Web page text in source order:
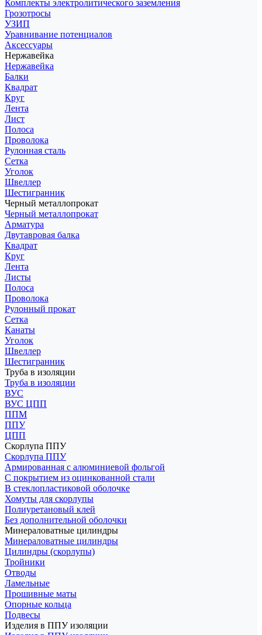
Комплекты электролитического заземления
Грозотросы
УЗИП
Уравнивание потенциалов
Аксессуары
Нержавейка
Нержавейка
Балки
Квадрат
Круг
Лента
Лист
Полоса
Проволока
Рулонная сталь
Сетка
Уголок
Швеллер
Шестигранник
Черный металлопрокат
Черный металлопрокат
Арматура
Двутавровая балка
Квадрат
Круг
Лента
Листы
Полоса
Проволока
Рулонный прокат
Сетка
Канаты
Уголок
Швеллер
Шестигранник
Труба в изоляции
Труба в изоляции
ВУС
ВУС ЦПП
ППМ
ППУ
ЦПП
Скорлупа ППУ
Скорлупа ППУ
Армированная с алюминиевой фольгой
С покрытием из оцинкованной стали
В стеклопластиковой оболочке
Хомуты для скорлупы
Полиуретановый клей
Без дополнительной оболочки
Минераловатные цилиндры
Минераловатные цилиндры
Цилиндры (скорлупы)
Тройники
Отводы
Ламельные
Прошивные маты
Опорные кольца
Подвесы
Изделия в ППУ изоляции